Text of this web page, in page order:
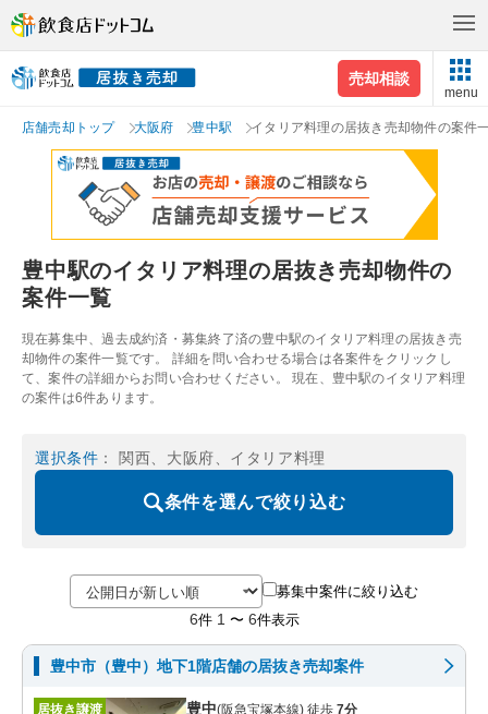
売却相談
menu
店舗売却トップ 大阪府 豊中駅 イタリア料理の居抜き売却物件の案件
豊中駅のイタリア料理の居抜き売却物件の
案件一覧
現在募集中、過去成約済・募集終了済の豊中駅のイタリア料理の居抜き売
却物件の案件一覧です。 詳細を問い合わせる場合は各案件をクリックし
て、案件の詳細からお問い合わせください。 現在、豊中駅のイタリア料理
の案件は6件あります。
選択条件 ： 関西、大阪府、イタリア料理
条件を選んで絞り込む
募集中案件に絞り込む
6件 1 〜 6件表示
豊中市（豊中）地下1階店舗の居抜き売却案件
居抜き譲渡 豊中(阪急宝塚本線) 徒歩 7分